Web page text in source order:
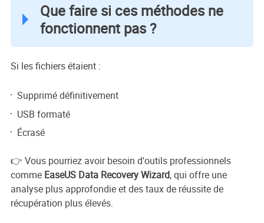
Que faire si ces méthodes ne
fonctionnent pas ?
Si les fichiers étaient :
Supprimé définitivement
USB formaté
Écrasé
👉 Vous pourriez avoir besoin d'outils professionnels
comme EaseUS Data Recovery Wizard, qui offre une
analyse plus approfondie et des taux de réussite de
récupération plus élevés.